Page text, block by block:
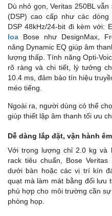
Dù nhỏ gọn, Veritas 250BL
(DSP) cao cấp như các dòng
DSP 48kHz/24-bit đi kèm với:
loa Bose như DesignMax,
năng Dynamic EQ giúp âm
lượng thấp. Tính năng Opti-
rõ ràng và chi tiết, lý tưởng
10.4 ms, đảm bảo tín hiệu
méo tiếng.
Ngoài ra, người dùng có thể
giúp thiết lập âm thanh tối ưu
Dễ dàng lắp đặt, vận hành
Với trọng lượng chỉ 2.0 kg và
rack tiêu chuẩn, Bose
dưới bàn hoặc các vị trí kín
quạt mà làm mát bằng đối lưu
phù hợp cho môi trường cần
phòng họp.